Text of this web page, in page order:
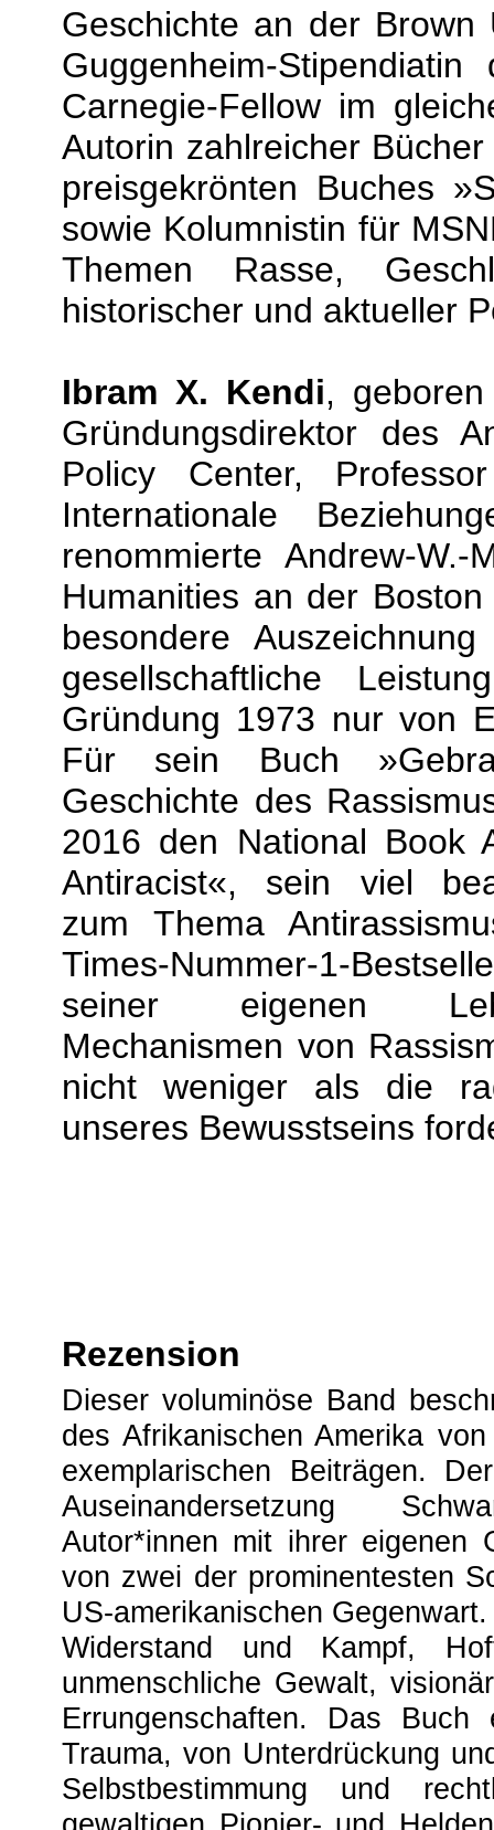
Geschichte an der Brown
Guggenheim-
Carnegie-Fellow im
Autorin zahlreicher
preisgekrönten Buches
sowie Kolumnistin für
Themen Rasse,
historischer und aktueller
Ibram X. Kendi,
Gründungsdirektor des
Policy Center,
Internationale
renommierte Andrew-
Humanities an der
besondere
gesellschaftliche
Gründung 1973 nur von
Für sein Buch
Geschichte des
2016 den National Book
Antiracist«, sein viel
zum Thema
Times-Nummer-1-
seiner eigenen
Mechanismen von
nicht weniger als die
unseres Bewusstseins
Rezension
Dieser voluminöse Band
des Afrikanischen Amerika
exemplarischen Beiträgen.
Auseinandersetzung
Autor*innen mit ihrer eigenen
von zwei der prominentesten
US-amerikanischen
Widerstand und Kampf,
unmenschliche Gewalt,
Errungenschaften. Das
Trauma, von Unterdrückung
Selbstbestimmung und